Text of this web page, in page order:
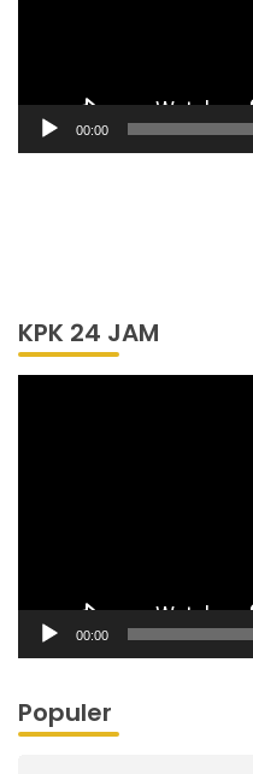
00:00
KPK 24 JAM
00:00
Populer